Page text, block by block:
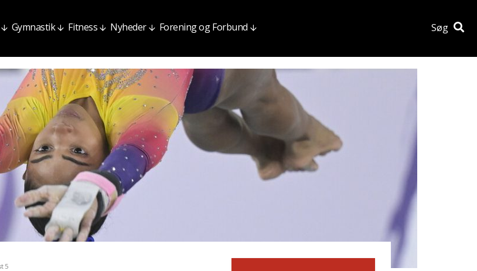
Gymnastik Fitness Nyheder Forening og Forbund Søg
5